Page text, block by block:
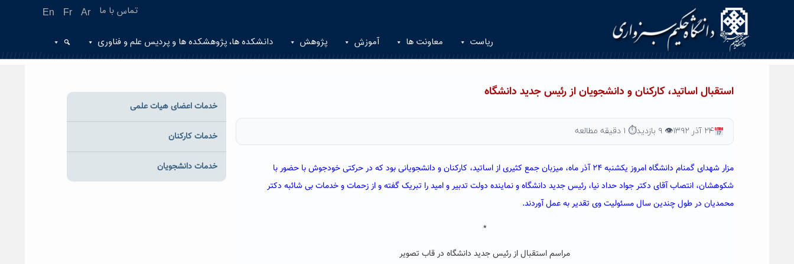
En Fr Ar تماس با ما
ریاست معاونت ها آموزش پژوهش دانشکده ها، پژوهشکده ها و پردیس علم و فناوری
استقبال اساتید، کارکنان و دانشجویان از رئیس جدید دانشگاه
۲۴ آذر ۱۳۹۲ 👁 ۹ بازدید ⏱ ۱ دقیقه مطالعه
مزار شهدای گمنام دانشگاه امروز یکشنبه ۲۴ آذر ماه، میزبان جمع کثیری از اساتید، کارکنان و دانشجویانی بود که در حرکتی خودجوش با حضور با
شکوهشان، انتصاب آقای دکتر جواد حداد نیا، رئیس جدید دانشگاه و نماینده دولت تدبیر و امید را تبریک گفته و از زحمات و خدمات بی شائبه دکتر
محمدیان در طول چندین سال مسئولیت وی تقدیر به عمل آوردند.
*
مراسم استقبال از رئیس جدید دانشگاه در قاب تصویر
خدمات اعضای هیات علمی
خدمات کارکنان
خدمات دانشجویان